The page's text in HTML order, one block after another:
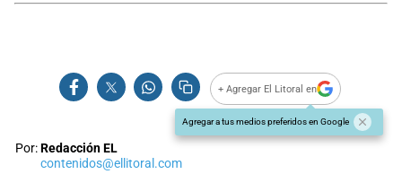
+ Agregar El Litoral en
Agregar a tus medios preferidos en Google
Por:Redacción EL
contenidos@ellitoral.com